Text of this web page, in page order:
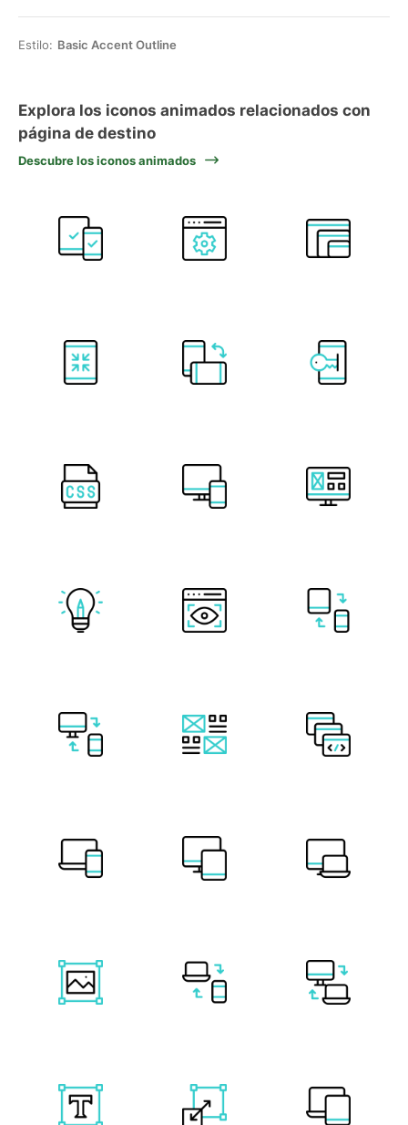
Estilo: Basic Accent Outline
Explora los iconos animados relacionados con
página de destino
Descubre los iconos animados